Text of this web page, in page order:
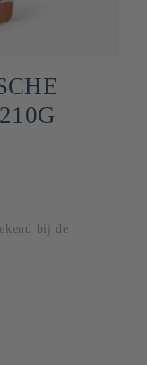
bij de
Default